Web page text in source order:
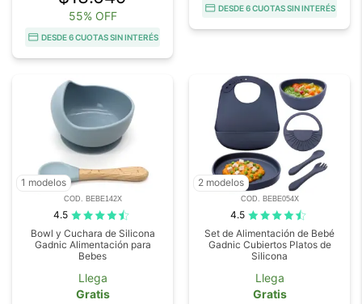
55% OFF
DESDE 6 CUOTAS SIN INTERÉS
DESDE 6 CUOTAS SIN INTERÉS
1 modelos
COD. BEBE142X
4.5
Bowl y Cuchara de Silicona
Gadnic Alimentación para
Bebes
Llega
Gratis
2 modelos
COD. BEBE054X
4.5
Set de Alimentación de Bebé
Gadnic Cubiertos Platos de
Silicona
Llega
Gratis